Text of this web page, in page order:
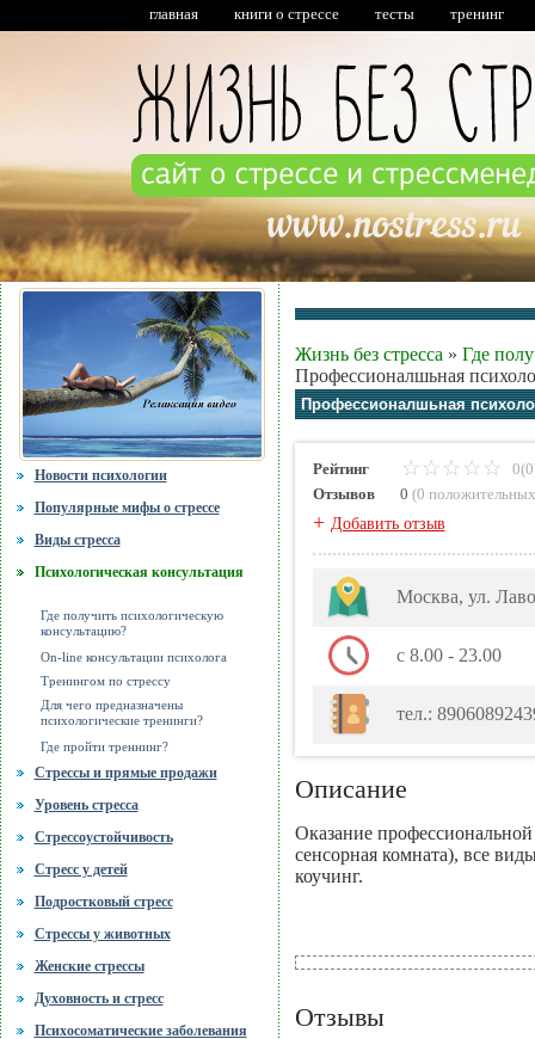
главная книги о стрессе тесты тренинг
Новости психологии
Популярные мифы о стрессе
Виды стресса
Психологическая консультация
Где получить психологическую
консультацию?
On-line консультации психолога
Тренингом по стрессу
Для чего предназначены
психологические тренинги?
Где пройти треннинг?
Стрессы и прямые продажи
Уровень стресса
Стрессоустойчивость
Стресс у детей
Подростковый стресс
Стрессы у животных
Женские стрессы
Духовность и стресс
Психосоматические заболевания
Жизнь без стресса » Где
Профессионалшьная
Профессионалшьная
Рейтинг
Отзывов
0 (0 положительных
+ Добавить отзыв
Москва, ул.
с 8.00 - 23.00
тел.:
Описание
Оказание
сенсорная комната), все
коучинг.
Отзывы